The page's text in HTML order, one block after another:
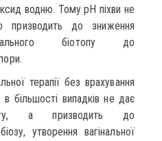
водню. Тому рН піхви не
призводить до зниження
біотопу до
терапії без врахування
більшості випадків не дає
а призводить до
утворення вагінальної